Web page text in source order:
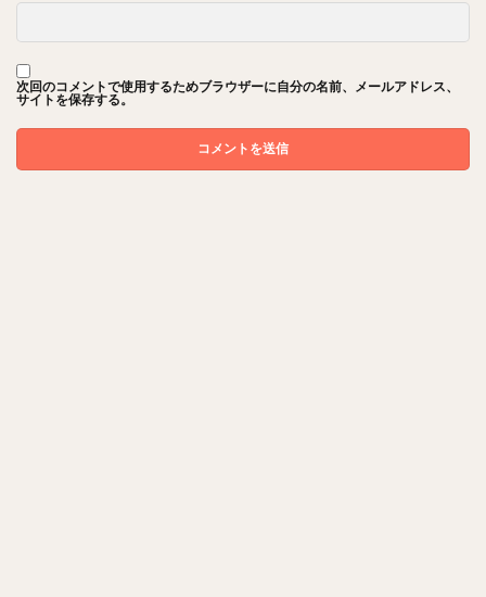
次回のコメントで使用するためブラウザーに自分の名前、メールアドレス、
サイトを保存する。